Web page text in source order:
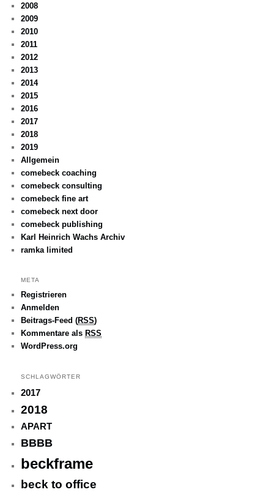
2008
2009
2010
2011
2012
2013
2014
2015
2016
2017
2018
2019
Allgemein
comebeck coaching
comebeck consulting
comebeck fine art
comebeck next door
comebeck publishing
Karl Heinrich Wachs Archiv
ramka limited
META
Registrieren
Anmelden
Beitrags-Feed (RSS)
Kommentare als RSS
WordPress.org
SCHLAGWÖRTER
2017
2018
APART
BBBB
beckframe
beck to office